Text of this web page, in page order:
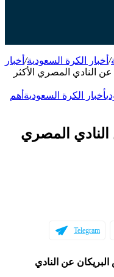
السعودية/أخبار
المصري الأكثر
الكرة السعوديةأهم
المصري
عن النادي